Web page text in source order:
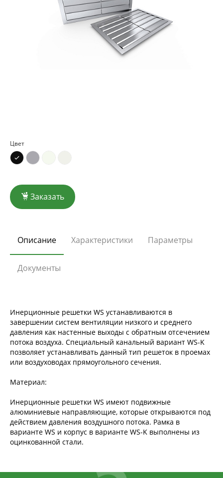
Цвет
Заказать
Описание Характеристики Параметры
Документы
Инерционные решетки WS устанавливаются в
завершении систем вентиляции низкого и среднего
давления как настенные выходы с обратным отсечением
потока воздуха. Специальный канальный вариант WS-K
позволяет устанавливать данный тип решеток в проемах
или воздуховодах прямоугольного сечения.
Материал:
Инерционные решетки WS имеют подвижные
алюминиевые направляющие, которые открываются под
действием давления воздушного потока. Рамка в
варианте WS и корпус в варианте WS-K выполнены из
оцинкованной стали.